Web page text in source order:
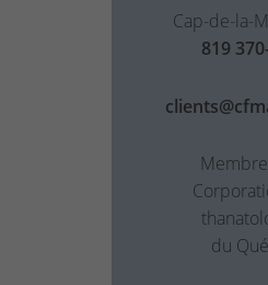
Cap-de-la-
819
du